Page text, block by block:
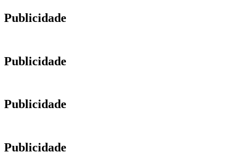
Publicidade
Publicidade
Publicidade
Publicidade